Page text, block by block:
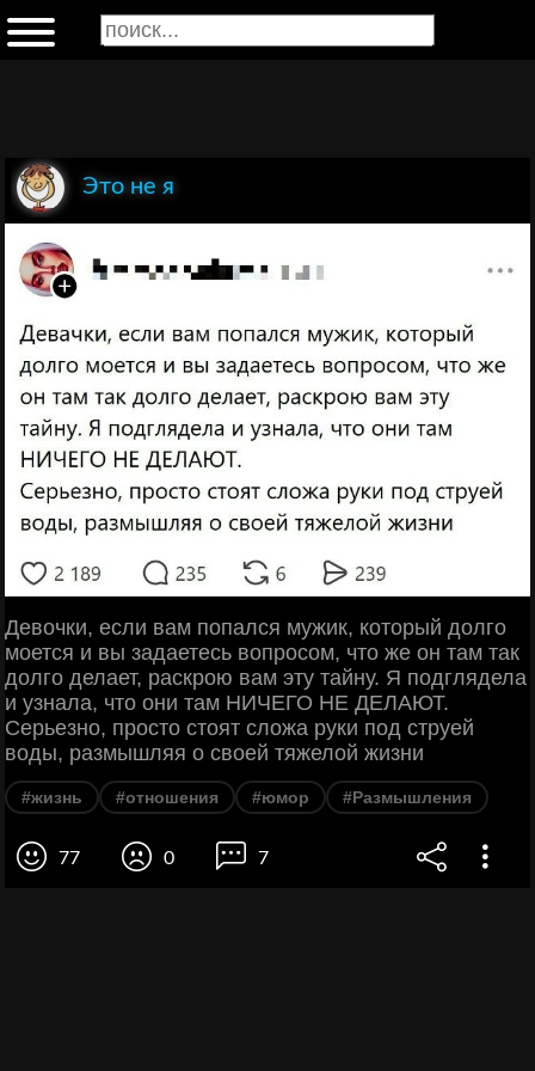
Это не я
Девочки, если вам попался мужик, который долго
моется и вы задаетесь вопросом, что же он там так
долго делает, раскрою вам эту тайну. Я подглядела
и узнала, что они там НИЧЕГО НЕ ДЕЛАЮТ.
Серьезно, просто стоят сложа руки под струей
воды, размышляя о своей тяжелой жизни
#жизнь #отношения #юмор #Размышления
77 0 7